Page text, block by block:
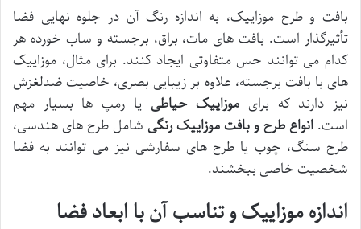
بافت و طرح موزاییک، به اندازه رنگ آن در جلوه نهایی فضا
تأثیرگذار است. بافت های مات، براق، برجسته و ساب خورده هر
کدام می توانند حس متفاوتی ایجاد کنند. برای مثال، موزاییک
های با بافت برجسته، علاوه بر زیبایی بصری، خاصیت ضدلغزش
نیز دارند که برای موزاییک حیاطی یا رمپ ها بسیار مهم
است. انواع طرح و بافت موزاییک رنگی شامل طرح های هندسی،
طرح سنگ، چوب یا طرح های سفارشی نیز می توانند به فضا
شخصیت خاصی ببخشند.
اندازه موزاییک و تناسب آن با ابعاد فضا